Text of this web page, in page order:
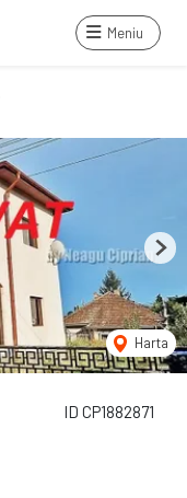
Meniu
ID CP1882871
Harta
Next